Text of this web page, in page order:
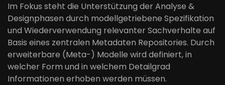
Im Fokus steht die Unterstützung der Analyse &
Designphasen durch modellgetriebene Spezifikation
und Wiederverwendung relevanter Sachverhalte auf
Basis eines zentralen Metadaten Repositories. Durch
erweiterbare (Meta-) Modelle wird definiert, in
welcher Form und in welchem Detailgrad
Informationen erhoben werden müssen.